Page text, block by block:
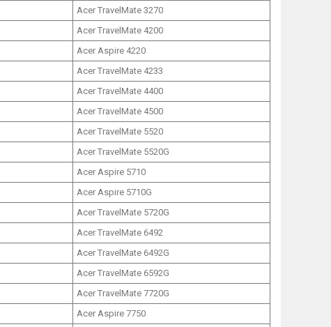
Acer TravelMate 3270
Acer TravelMate 4200
Acer Aspire 4220
Acer TravelMate 4233
Acer TravelMate 4400
Acer TravelMate 4500
Acer TravelMate 5520
Acer TravelMate 5520G
Acer Aspire 5710
Acer Aspire 5710G
Acer TravelMate 5720G
Acer TravelMate 6492
Acer TravelMate 6492G
Acer TravelMate 6592G
Acer TravelMate 7720G
Acer Aspire 7750